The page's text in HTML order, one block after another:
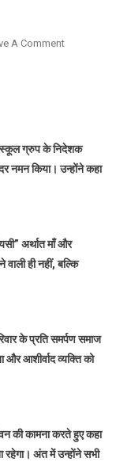
A CommentOn
स्कूल
ग्रुप
पाण्डेय
ने
स्कूल ग्रुप के निदेशक
नमन किया। उन्होंने कहा
अर्थात माँ और
ही नहीं, बल्कि
के प्रति समर्पण समाज
और आशीर्वाद व्यक्ति को
की कामना करते हुए कहा
रहेगा। अंत में उन्होंने सभी